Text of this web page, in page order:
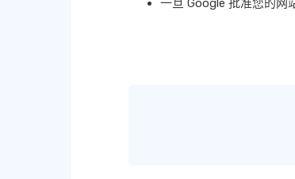
一旦 Google 批准您的网